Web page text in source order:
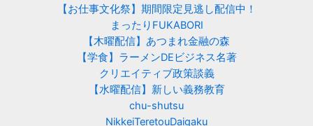
【お仕事文化祭】期間限定見逃し配信中！
まったりFUKABORI
【木曜配信】あつまれ金融の森
【学食】ラーメンDEビジネス名著
クリエイティブ政策談義
【水曜配信】新しい義務教育
chu-shutsu
NikkeiTeretouDaigaku